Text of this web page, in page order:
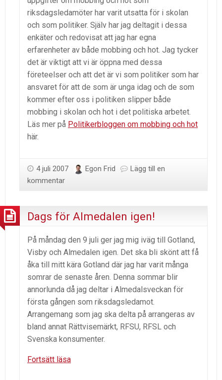
riksdagsledamöter har varit utsatta för i skolan
och som politiker. Själv har jag deltagit i dessa
enkäter och redovisat att jag har egna
erfarenheter av både mobbing och hot. Jag tycker
det är viktigt att vi är öppna med dessa
företeelser och att det är vi som politiker som har
ansvaret för att de som är unga idag och de som
kommer efter oss i politiken slipper både
mobbing i skolan och hot i det politiska arbetet.
Läs mer på Politikerbloggen om mobbing och hot
här.
4 juli 2007 Egon Frid
Lägg till en
kommentar
Dags för Almedalen igen!
På måndag den 9 juli ger jag mig iväg till Gotland,
Visby och Almedalen igen. Det ska bli skönt att få
åka till mitt kära Gotland där jag har varit många
somrar de senaste åren. Denna sommar blir
annorlunda då jag deltar i Almedalsveckan för
första gången som riksdagsledamot.
Arrangemang som jag ska delta på arrangeras av
bland annat Rättvisemärkt, RFSU, RFSL och
Svenska konsumenter.
Fortsätt läsaDags